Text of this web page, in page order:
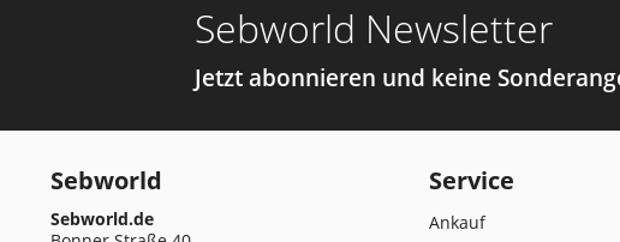
Sebworld Newsletter
Jetzt abonnieren und keine
Sebworld
Sebworld.de
Service
Ankauf